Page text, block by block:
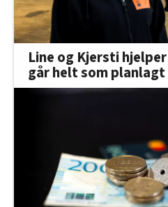
Line og Kjersti
går helt som planlagt